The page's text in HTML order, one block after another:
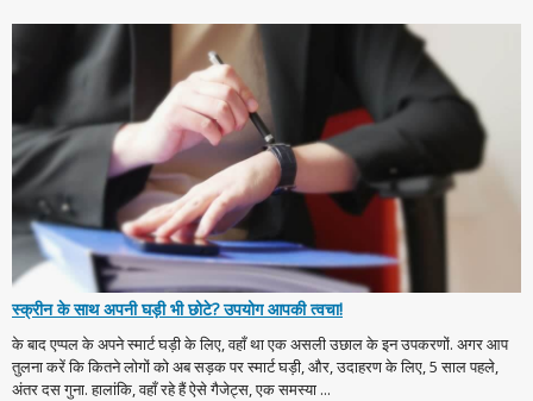
स्क्रीन के साथ अपनी घड़ी भी छोटे? उपयोग आपकी त्वचा!
के बाद एप्पल के अपने स्मार्ट घड़ी के लिए, वहाँ था एक असली उछाल के इन उपकरणों. अगर आप
तुलना करें कि कितने लोगों को अब सड़क पर स्मार्ट घड़ी, और, उदाहरण के लिए, 5 साल पहले,
अंतर दस गुना. हालांकि, वहाँ रहे हैं ऐसे गैजेट्स, एक समस्या ...